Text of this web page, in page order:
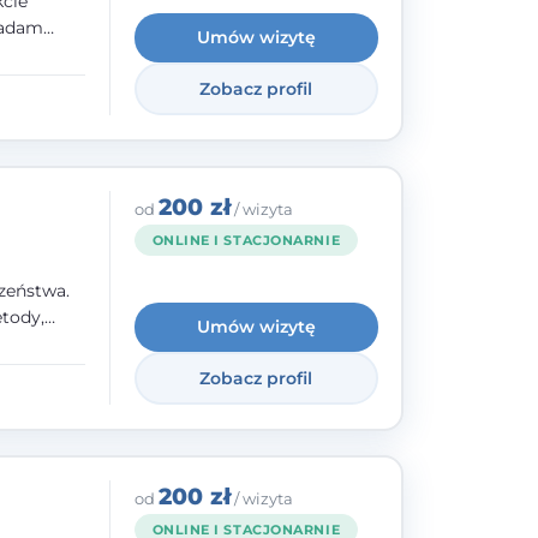
Umów wizytę
Zobacz profil
na
i
od 200 zł/ wizyta
ONLINE I STACJONARNIE
Umów wizytę
Zobacz profil
od 200 zł/ wizyta
ONLINE I STACJONARNIE